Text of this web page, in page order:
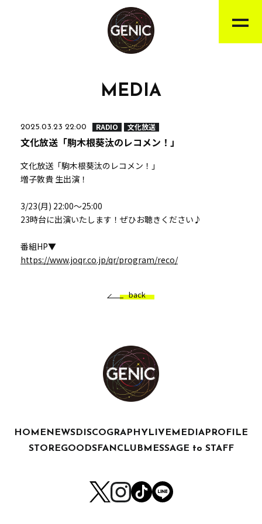
MEDIA
2025.03.23 22:00 RADIO 文化放送
文化放送「駒木根葵汰のレコメン！」
文化放送「駒木根葵汰のレコメン！」
増子敦貴 生出演！
3/23(月) 22:00～25:00
23時台に出演いたします！ぜひお聴きください♪
番組HP▼
https://www.joqr.co.jp/qr/program/reco/
back
HOME NEWS DISCOGRAPHY LIVE MEDIA PROFILE
STOREGOODSFANCLUB MESSAGE to STAFF